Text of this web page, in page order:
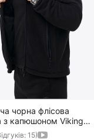
чорна флісова
з капюшоном Viking
15)